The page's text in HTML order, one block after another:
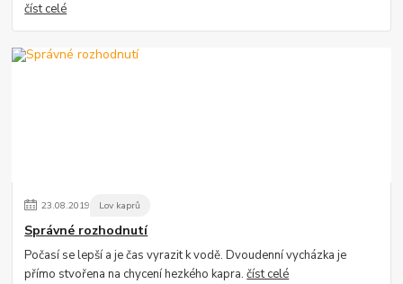
číst celé
23.08.2019 Lov kaprů
Správné rozhodnutí
Počasí se lepší a je čas vyrazit k vodě. Dvoudenní vycházka je
přímo stvořena na chycení hezkého kapra.číst celé